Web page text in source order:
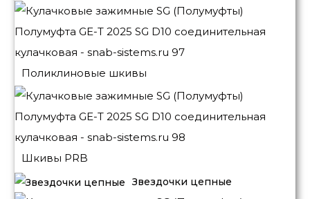
Поликлиновые шкивы
Шкивы PRB
Звездочки цепные